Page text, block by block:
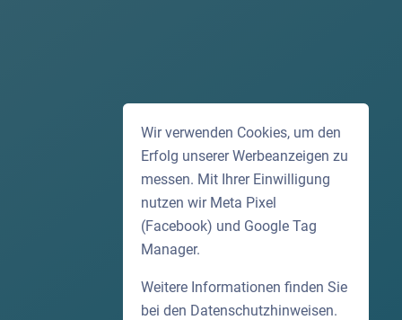
Wir verwenden Cookies, um den
Erfolg unserer Werbeanzeigen zu
messen. Mit Ihrer Einwilligung
nutzen wir Meta Pixel
(Facebook) und Google Tag
Manager.
Weitere Informationen finden Sie
bei den Datenschutzhinweisen.